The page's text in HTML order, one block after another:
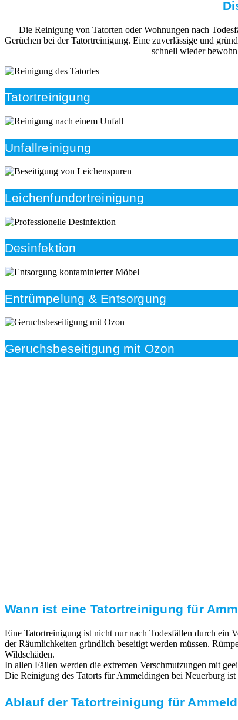
Die Reinigung von Tatorten oder Wohnungen nach
Gerüchen bei der Tatortreinigung. Eine zuverlässige und
schnell wieder
Tatortreinigung
Unfallreinigung
Leichenfundortreinigung
Desinfektion
Entrümpelung & Entsorgung
Geruchsbeseitigung mit Ozon
Wann ist eine Tatortreinigung für
Eine Tatortreinigung ist nicht nur nach Todesfällen durch ein
der Räumlichkeiten gründlich beseitigt werden müssen.
Wildschäden.
In allen Fällen werden die extremen Verschmutzungen mit
Die Reinigung des Tatorts für Ammeldingen bei Neuerburg
Ablauf der Tatortreinigung für